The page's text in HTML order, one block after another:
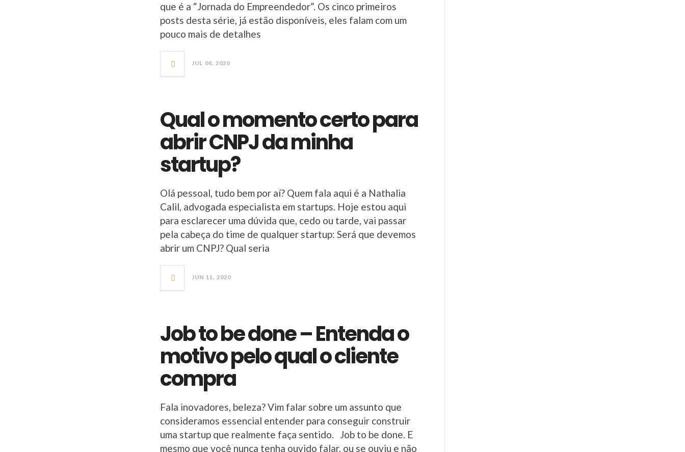
que é a “Jornada do Empreendedor”. Os cinco primeiros
posts desta série, já estão disponíveis, eles falam com um
pouco mais de detalhes
JUL 08, 2020
Qual o momento certo para
abrir CNPJ da minha
startup?
Olá pessoal, tudo bem por aí? Quem fala aqui é a Nathalia
Calil, advogada especialista em startups. Hoje estou aqui
para esclarecer uma dúvida que, cedo ou tarde, vai passar
pela cabeça do time de qualquer startup: Será que devemos
abrir um CNPJ? Qual seria
JUN 11, 2020
Job to be done – Entenda o
motivo pelo qual o cliente
compra
Fala inovadores, beleza? Vim falar sobre um assunto que
consideramos essencial entender para conseguir construir
uma startup que realmente faça sentido. Job to be done. E
mesmo que você nunca tenha ouvido falar, ou se ouviu e não